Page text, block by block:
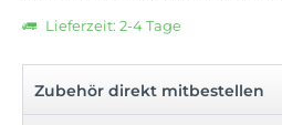
Lieferzeit: 2-4 Tage
Zubehör direkt mitbestellen